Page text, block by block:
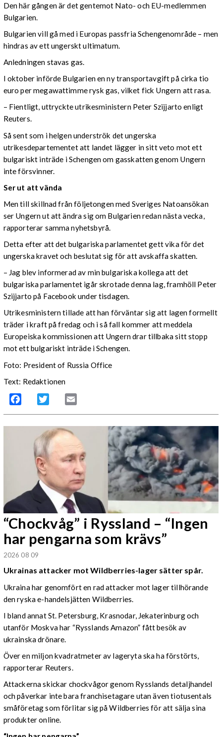
Den här gången är det gentemot Nato- och EU-medlemmen
Bulgarien.
Bulgarien vill gå med i Europas passfria Schengenområde – men
hindras av ett ungerskt ultimatum.
Anledningen stavas gas.
I oktober införde Bulgarien en ny transportavgift på cirka tio
euro per megawattimme rysk gas, vilket fick Ungern att rasa.
– Fientligt, uttryckte utrikesministern Peter Szijjarto enligt
Reuters.
Så sent som i helgen underströk det ungerska
utrikesdepartementet att landet lägger in sitt veto mot ett
bulgariskt inträde i Schengen om gasskatten genom Ungern
inte försvinner.
Ser ut att vända
Men till skillnad från följetongen med Sveriges Natoansökan
ser Ungern ut att ändra sig om Bulgarien redan nästa vecka,
rapporterar samma nyhetsbyrå.
Detta efter att det bulgariska parlamentet gett vika för det
ungerska kravet och beslutat sig för att avskaffa skatten.
– Jag blev informerad av min bulgariska kollega att det
bulgariska parlamentet igår skrotade denna lag, framhöll Peter
Szijjarto på Facebook under tisdagen.
Utrikesministern tillade att han förväntar sig att lagen formellt
träder i kraft på fredag och i så fall kommer att meddela
Europeiska kommissionen att Ungern drar tillbaka sitt stopp
mot ett bulgariskt inträde i Schengen.
Foto: President of Russia Office
Text: Redaktionen
Facebook Twitter
“Chockvåg” i Ryssland – “Ingen
har pengarna som krävs”
2026 08 09
Ukrainas attacker mot Wildberries-lager sätter spår.
Ukraina har genomfört en rad attacker mot lager tillhörande
den ryska e-handelsjätten Wildberries.
I bland annat St. Petersburg, Krasnodar, Jekaterinburg och
utanför Moskva har “Rysslands Amazon” fått besök av
ukrainska drönare.
Över en miljon kvadratmeter av lageryta ska ha förstörts,
rapporterar Reuters.
Attackerna skickar chockvågor genom Rysslands detaljhandel
och påverkar inte bara franchisetagare utan även tiotusentals
småföretag som förlitar sig på Wildberries för att sälja sina
produkter online.